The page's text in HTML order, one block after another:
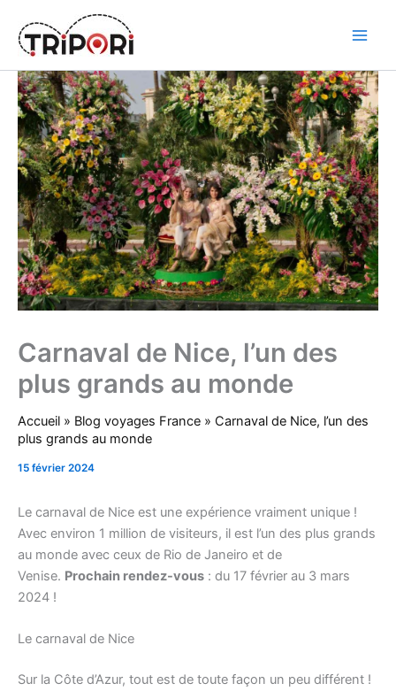
content
Carnaval de Nice, l’un des
plus grands au monde
Accueil » Blog voyages France » Carnaval de Nice, l’un des
plus grands au monde
15 février 2024
Le carnaval de Nice est une expérience vraiment unique !
Avec environ 1 million de visiteurs, il est l’un des plus grands
au monde avec ceux de Rio de Janeiro et de
Venise. Prochain rendez-vous : du 17 février au 3 mars
2024 !
Le carnaval de Nice
Sur la Côte d’Azur, tout est de toute façon un peu différent !